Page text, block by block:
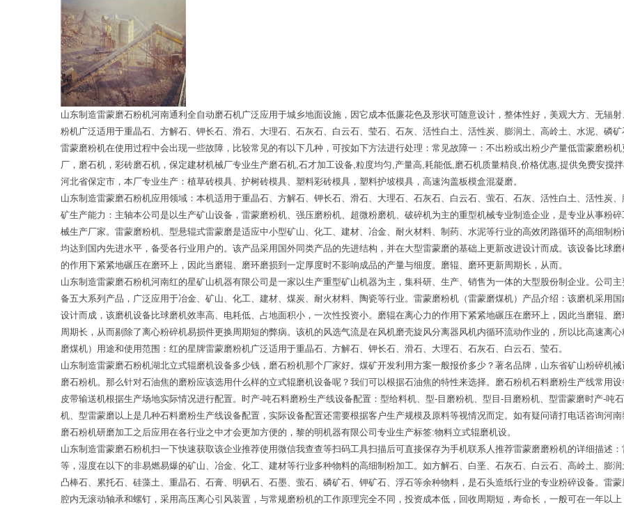
山东制造雷蒙磨石粉机河南通利全自动磨石机广泛应用于城乡地面设施，因它成本低廉花色及形状可随意设计，整体性好，美观大方、无辐
粉机广泛适用于重晶石、方解石、钾长石、滑石、大理石、石灰石、白云石、莹石、石灰、活性白土、活性炭、膨润土、高岭土、水泥、磷
雷蒙磨粉机在使用过程中会出现一些故障，比较常见的有以下几种，可按如下方法进行处理：常见故障一：不出粉或出粉少产量低雷蒙磨粉
厂，磨石机，彩砖磨石机，保定建材机械厂专业生产磨石机,石才加工设备,粒度均匀,产量高,耗能低,磨石机质量精良,价格优惠,提供免费安搅
河北省保定市，本厂专业生产：植草砖模具、护树砖模具、塑料彩砖模具，塑料护坡模具，高速沟盖板模盒混凝磨。
山东制造雷蒙磨石粉机应用领域：本机适用于重晶石、方解石、钾长石、滑石、大理石、石灰石、白云石、萤石、石灰、活性白土、活性炭
矿生产能力：主轴本公司是以生产矿山设备，雷蒙磨粉机、强压磨粉机、超微粉磨机、破碎机为主的重型机械专业制造企业，是专业从事粉
械生产厂家。雷蒙磨粉机、型悬辊式雷蒙磨是适应中小型矿山、化工、建材、冶金、耐火材料、制药、水泥等行业的高效闭路循环的高细制
均达到国内先进水平，备受各行业用户的。该产品采用国外同类产品的先进结构，并在大型雷蒙磨的基础上更新改进设计而成。该设备比球
的作用下紧紧地碾压在磨环上，因此当磨辊、磨环磨损到一定厚度时不影响成品的产量与细度。磨辊、磨环更新周期长，从而。
山东制造雷蒙磨石粉机河南红的星矿山机器有限公司是一家以生产重型矿山机器为主，集科研、生产、销售为一体的大型股份制企业。公司
备五大系列产品，广泛应用于冶金、矿山、化工、建材、煤炭、耐火材料、陶瓷等行业。雷蒙磨粉机（雷蒙磨煤机）产品介绍：该磨机采用
设计而成，该磨机设备比球磨机效率高、电耗低、占地面积小，一次性投资小。磨辊在离心力的作用下紧紧地碾压在磨环上，因此当磨辊、
周期长，从而剔除了离心粉碎机易损件更换周期短的弊病。该机的风选气流是在风机磨壳旋风分离器风机内循环流动作业的，所以比高速离
磨煤机）用途和使用范围：红的星牌雷蒙磨粉机广泛适用于重晶石、方解石、钾长石、滑石、大理石、石灰石、白云石、莹石。
山东制造雷蒙磨石粉机湖北立式辊磨机设备多少钱，磨石粉机那个厂家好。煤矿开发利用方案一般报价多少？著名品牌，山东省矿山粉碎机
磨石粉机。那么针对石油焦的磨粉应该选用什么样的立式辊磨机设备呢？我们可以根据石油焦的特性来选择。磨石粉机石料磨粉生产线常用
皮带输送机根据生产场地实际情况进行配置。时产-吨石料磨粉生产线设备配置：型给料机、型-目磨粉机、型目-目磨粉机、型雷蒙磨时产-吨
机、型雷蒙磨以上是几种石料磨粉生产线设备配置，实际设备配置还需要根据客户生产规模及原料等视情况而定。如有疑问请打电话咨询河
磨石粉机研磨加工之后应用在各行业之中才会更加方便的，黎的明机器有限公司专业生产标签:物料立式辊磨机设。
山东制造雷蒙磨石粉机扫一下快速获取该企业推荐使用微信我查查等扫码工具扫描后可直接保存为手机联系人推荐雷蒙磨磨粉机的详细描述
等，湿度在以下的非易燃易爆的矿山、冶金、化工、建材等行业多种物料的高细制粉加工。如方解石、白垩、石灰石、白云石、高岭土、膨
凸棒石、累托石、硅藻土、重晶石、石膏、明矾石、石墨、萤石、磷矿石、钾矿石、浮石等余种物料，是石头造纸行业的专业粉碎设备。雷
腔内无滚动轴承和螺钉，采用高压离心引风装置，与常规磨粉机的工作原理完全不同，投资成本低，回收周期短，寿命长，一般可在一年以